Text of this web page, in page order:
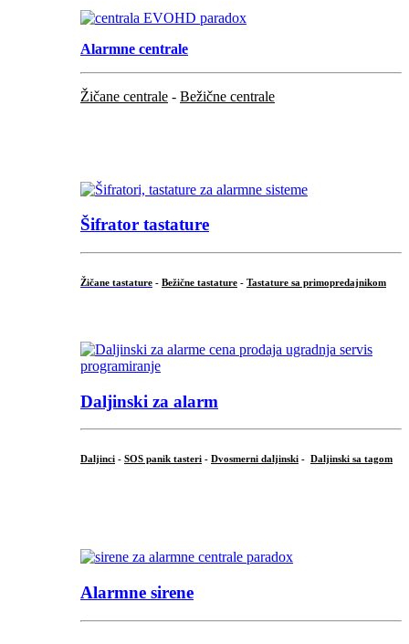
Alarmne centrale
Žičane centrale - Bežične centrale
Šifrator tastature
Žičane tastature - Bežične tastature - Tastature sa primopredajnikom
Daljinski za alarm
Daljinci - SOS panik tasteri - Dvosmerni daljinski - Daljinski sa tagom
Alarmne sirene